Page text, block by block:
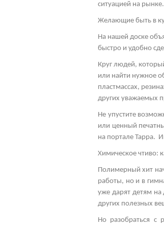
ситуацией на
Желающие быть в
На нашей доске
быстро и удобно
Круг людей,
или найти нужное
пластмассах,
других уважаемых
Не упустите
или ценный
на портале Тарра.
Химическое чтиво:
Полимерный хит
работы, но и в
уже дарят детям на
других полезных
Но разобраться с